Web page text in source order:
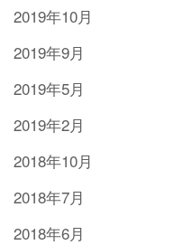
2019年10月
2019年9月
2019年5月
2019年2月
2018年10月
2018年7月
2018年6月